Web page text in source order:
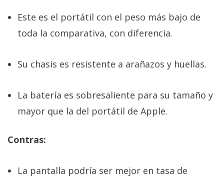
Este es el portátil con el peso más bajo de
toda la comparativa, con diferencia.
Su chasis es resistente a arañazos y huellas.
La batería es sobresaliente para su tamaño y
mayor que la del portátil de Apple.
Contras:
La pantalla podría ser mejor en tasa de